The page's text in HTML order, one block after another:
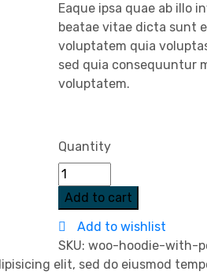
Eaque ipsa quae ab illo
beatae vitae dicta sunt
voluptatem quia
sed quia consequuntur
voluptatem.
Quantity
Add to cart
Add to wishlist
SKU: woo-hoodie-with-
elit, sed do eiusmod